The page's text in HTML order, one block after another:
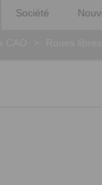
Société